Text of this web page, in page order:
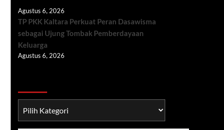
Agustus 6, 2026
TP PKK Kaltara Perkuat Peran Dasawisma
sebagai Ujung Tombak Pemberdayaan
Keluarga
Agustus 6, 2026
TNI/POLRI